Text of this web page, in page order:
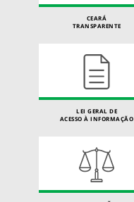
CEARÁ
TRANSPARENTE
LEI GERAL DE
ACESSO À INFORMAÇÃO